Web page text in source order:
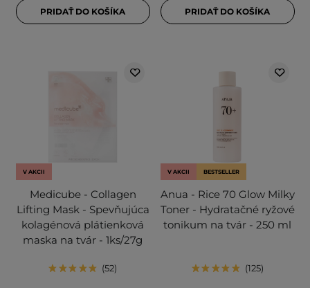
PRIDAŤ DO KOŠÍKA PRIDAŤ DO KOŠÍKA
V AKCII
Medicube - Collagen
Lifting Mask - Spevňujúca
kolagénová plátienková
maska na tvár - 1ks/27g
52
V AKCII BESTSELLER
Anua - Rice 70 Glow Milky
Toner - Hydratačné ryžové
tonikum na tvár - 250 ml
125